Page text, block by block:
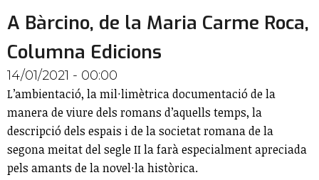
A Bàrcino, de la Maria Carme Roca,
Columna Edicions
14/01/2021 - 00:00
L’ambientació, la mil·limètrica documentació de la
manera de viure dels romans d’aquells temps, la
descripció dels espais i de la societat romana de la
segona meitat del segle II la farà especialment apreciada
pels amants de la novel·la històrica.